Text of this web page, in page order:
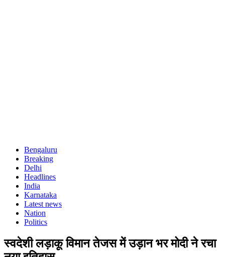
Bengaluru
Breaking
Delhi
Headlines
India
Karnataka
Latest news
Nation
Politics
स्वदेशी लड़ाकू विमान तेजस में उड़ान भर मोदी ने रचा